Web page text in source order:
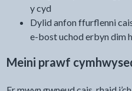
y cyd
Dylid anfon ffurflenni
e-bost uchod erbyn dim
Meini prawf